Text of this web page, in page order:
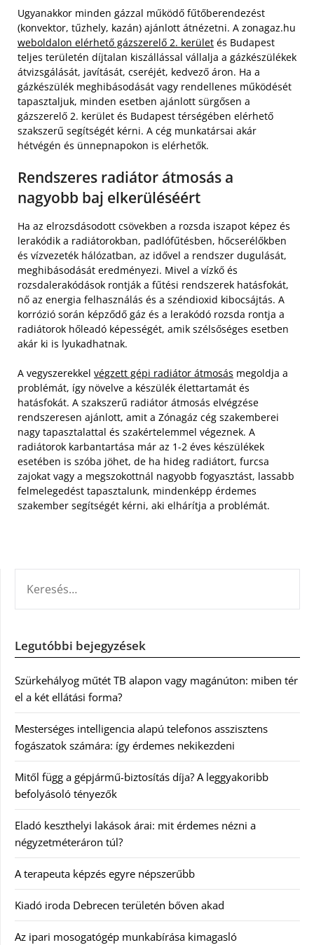
Ugyanakkor minden gázzal működő fűtőberendezést
(konvektor, tűzhely, kazán) ajánlott átnézetni. A zonagaz.hu
weboldalon elérhető gázszerelő 2. kerület és Budapest
teljes területén díjtalan kiszállással vállalja a gázkészülékek
átvizsgálását, javítását, cseréjét, kedvező áron. Ha a
gázkészülék meghibásodását vagy rendellenes működését
tapasztaljuk, minden esetben ajánlott sürgősen a
gázszerelő 2. kerület és Budapest térségében elérhető
szakszerű segítségét kérni. A cég munkatársai akár
hétvégén és ünnepnapokon is elérhetők.
Rendszeres radiátor átmosás a
nagyobb baj elkerüléséért
Ha az elrozsdásodott csövekben a rozsda iszapot képez és
lerakódik a radiátorokban, padlófűtésben, hőcserélőkben
és vízvezeték hálózatban, az idővel a rendszer dugulását,
meghibásodását eredményezi. Mivel a vízkő és
rozsdalerakódások rontják a fűtési rendszerek hatásfokát,
nő az energia felhasználás és a széndioxid kibocsájtás. A
korrózió során képződő gáz és a lerakódó rozsda rontja a
radiátorok hőleadó képességét, amik szélsőséges esetben
akár ki is lyukadhatnak.
A vegyszerekkel végzett gépi radiátor átmosás megoldja a
problémát, így növelve a készülék élettartamát és
hatásfokát. A szakszerű radiátor átmosás elvégzése
rendszeresen ajánlott, amit a Zónagáz cég szakemberei
nagy tapasztalattal és szakértelemmel végeznek. A
radiátorok karbantartása már az 1-2 éves készülékek
esetében is szóba jöhet, de ha hideg radiátort, furcsa
zajokat vagy a megszokottnál nagyobb fogyasztást, lassabb
felmelegedést tapasztalunk, mindenképp érdemes
szakember segítségét kérni, aki elhárítja a problémát.
Legutóbbi bejegyzések
Szürkehályog műtét TB alapon vagy magánúton: miben tér
el a két ellátási forma?
Mesterséges intelligencia alapú telefonos asszisztens
fogászatok számára: így érdemes nekikezdeni
Mitől függ a gépjármű-biztosítás díja? A leggyakoribb
befolyásoló tényezők
Eladó keszthelyi lakások árai: mit érdemes nézni a
négyzetméteráron túl?
A terapeuta képzés egyre népszerűbb
Kiadó iroda Debrecen területén bőven akad
Az ipari mosogatógép munkabírása kimagasló